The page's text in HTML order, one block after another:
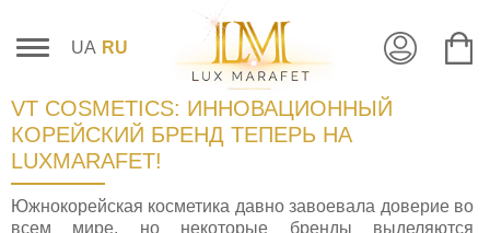
UA RU
VT COSMETICS: ИННОВАЦИОННЫЙ
КОРЕЙСКИЙ БРЕНД ТЕПЕРЬ НА
LUXMARAFET!
Южнокорейская косметика давно завоевала доверие во
всем мире, но некоторые бренды выделяются